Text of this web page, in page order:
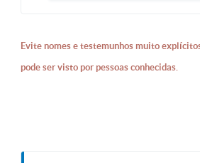
Evite nomes e testemunhos muito
pode ser visto por pessoas conhecidas.